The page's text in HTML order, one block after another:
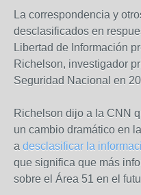
La correspondencia y
desclasificados en
Libertad de Información
Richelson, investigador
Seguridad Nacional en
Richelson dijo a la CNN
un cambio dramático en
a desclasificar la
que significa que más
sobre el Área 51 en el